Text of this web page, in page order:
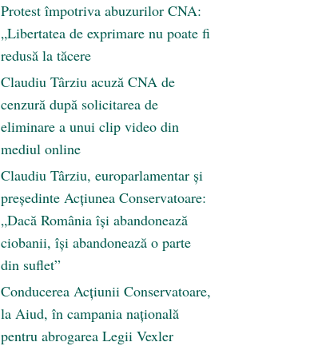
Protest împotriva abuzurilor CNA:
„Libertatea de exprimare nu poate fi
redusă la tăcere
Claudiu Târziu acuză CNA de
cenzură după solicitarea de
eliminare a unui clip video din
mediul online
Claudiu Târziu, europarlamentar și
președinte Acțiunea Conservatoare:
„Dacă România își abandonează
ciobanii, își abandonează o parte
din suflet”
Conducerea Acțiunii Conservatoare,
la Aiud, în campania națională
pentru abrogarea Legii Vexler